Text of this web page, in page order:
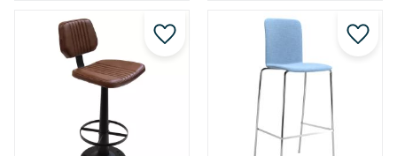
Lägg till i favoriter Lägg